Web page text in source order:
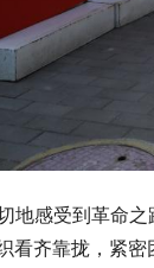
受到革命之
齐靠拢，紧